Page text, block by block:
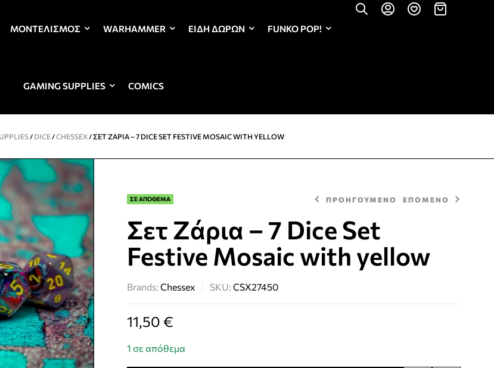
ΜΟΝΤΕΛΙΣΜΌΣ WARHAMMER ΕΊΔΗ ΔΏΡΩΝ FUNKO POP!
GAMING SUPPLIES COMICS
/ DICE/CHESSEX/ ΣΕΤ ΖΆΡΙΑ – 7 DICE SET FESTIVE MOSAIC WITH YELLOW
ΣΕ ΑΠΟΘΕΜΑ ΠΡΟΗΓΟΥΜΕΝΟ
11,50 €
ΕΠΟΜΕΝΟ
11,50 €
Σετ Ζάρια – 7 Dice Set
Festive Mosaic with yellow
Brands: Chessex SKU: CSX27450
11,50 €
1 σε απόθεμα